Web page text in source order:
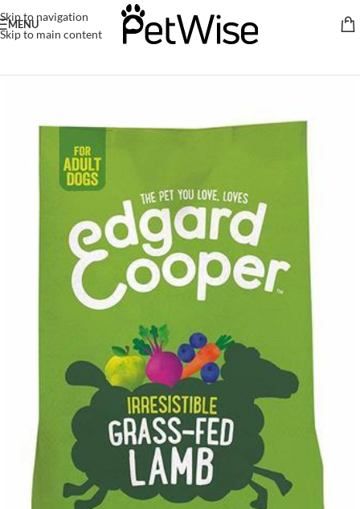
Skip to navigation
Skip to main content
MENU